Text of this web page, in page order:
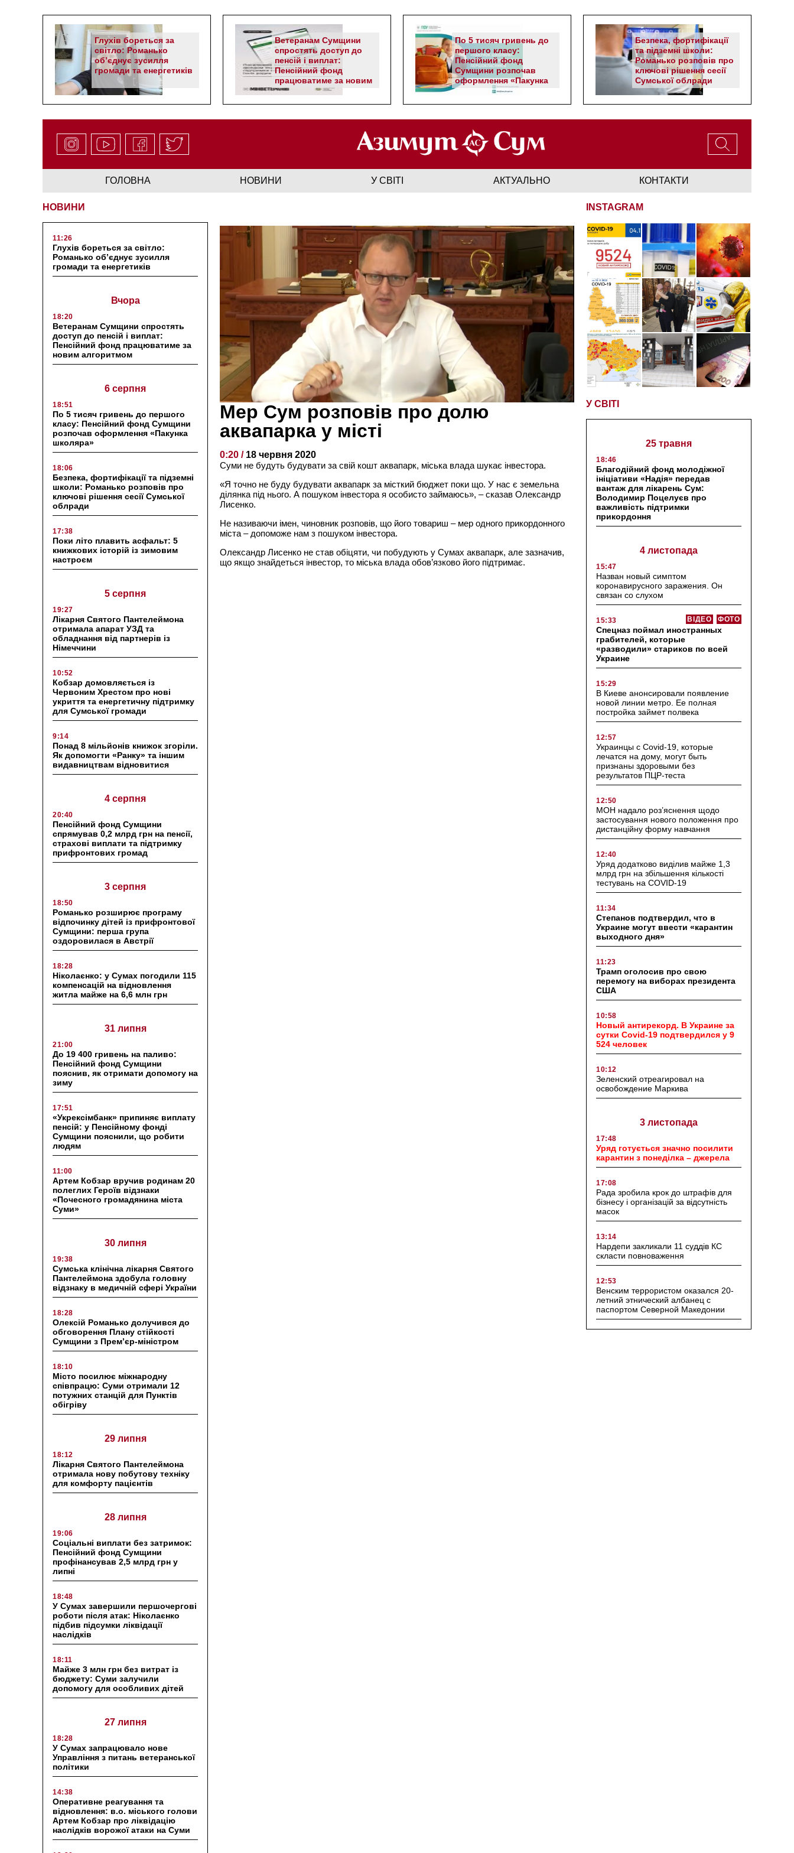
Глухів бореться за
світло: Романько
об’єднує зусилля
громади та енергетиків
Ветеранам Сумщини
спростять доступ до
пенсій і виплат:
Пенсійний фонд
працюватиме за новим
алгоритмом
По 5 тисяч гривень до
першого класу:
Пенсійний фонд
Сумщини розпочав
оформлення «Пакунка
школяра»
Безпека, фортифікації
та підземні школи:
Романько розповів про
ключові рішення сесії
Сумської облради
ГОЛОВНА НОВИНИ У СВІТІ АКТУАЛЬНО КОНТАКТИ
НОВИНИ
11:26
Глухів бореться за світло:
Романько об’єднує зусилля
громади та енергетиків
Вчора
18:20
Ветеранам Сумщини спростять
доступ до пенсій і виплат:
Пенсійний фонд працюватиме за
новим алгоритмом
6 серпня
18:51
По 5 тисяч гривень до першого
класу: Пенсійний фонд Сумщини
розпочав оформлення «Пакунка
школяра»
18:06
Безпека, фортифікації та підземні
школи: Романько розповів про
ключові рішення сесії Сумської
облради
17:38
Поки літо плавить асфальт: 5
книжкових історій із зимовим
настроєм
5 серпня
19:27
Лікарня Святого Пантелеймона
отримала апарат УЗД та
обладнання від партнерів із
Німеччини
10:52
Кобзар домовляється із
Червоним Хрестом про нові
укриття та енергетичну підтримку
для Сумської громади
9:14
Понад 8 мільйонів книжок згоріли.
Як допомогти «Ранку» та іншим
видавництвам відновитися
4 серпня
20:40
Пенсійний фонд Сумщини
спрямував 0,2 млрд грн на пенсії,
страхові виплати та підтримку
прифронтових громад
3 серпня
18:50
Романько розширює програму
відпочинку дітей із прифронтової
Сумщини: перша група
оздоровилася в Австрії
18:28
Ніколаєнко: у Сумах погодили 115
компенсацій на відновлення
житла майже на 6,6 млн грн
31 липня
21:00
До 19 400 гривень на паливо:
Пенсійний фонд Сумщини
пояснив, як отримати допомогу на
зиму
17:51
«Укрексімбанк» припиняє виплату
пенсій: у Пенсійному фонді
Сумщини пояснили, що робити
людям
11:00
Артем Кобзар вручив родинам 20
полеглих Героїв відзнаки
«Почесного громадянина міста
Суми»
30 липня
19:38
Сумська клінічна лікарня Святого
Пантелеймона здобула головну
відзнаку в медичній сфері України
18:28
Олексій Романько долучився до
обговорення Плану стійкості
Сумщини з Прем’єр-міністром
18:10
Місто посилює міжнародну
співпрацю: Суми отримали 12
потужних станцій для Пунктів
обігріву
29 липня
18:12
Лікарня Святого Пантелеймона
отримала нову побутову техніку
для комфорту пацієнтів
28 липня
19:06
Соціальні виплати без затримок:
Пенсійний фонд Сумщини
профінансував 2,5 млрд грн у
липні
18:48
У Сумах завершили першочергові
роботи після атак: Ніколаєнко
підбив підсумки ліквідації
наслідків
18:11
Майже 3 млн грн без витрат із
бюджету: Суми залучили
допомогу для особливих дітей
27 липня
18:28
У Сумах запрацювало нове
Управління з питань ветеранської
політики
14:38
Оперативне реагування та
відновлення: в.о. міського голови
Артем Кобзар про ліквідацію
наслідків ворожої атаки на Суми
Мер Сум розповів про долю
аквапарка у місті
0:20 / 18 червня 2020
Суми не будуть будувати за свій кошт аквапарк, міська влада шукає інвестора.
«Я точно не буду будувати аквапарк за місткий бюджет поки що. У нас є земельна
ділянка під нього. А пошуком інвестора я особисто займаюсь», – сказав Олександр
Лисенко.
Не називаючи імен, чиновник розповів, що його товариш – мер одного прикордонного
міста – допоможе нам з пошуком інвестора.
Олександр Лисенко не став обіцяти, чи побудують у Сумах аквапарк, але зазначив,
що якщо знайдеться інвестор, то міська влада обов’язково його підтримає.
INSTAGRAM
У СВІТІ
25 травня
18:46
Благодійний фонд молодіжної
ініціативи «Надія» передав
вантаж для лікарень Сум:
Володимир Поцелуєв про
важливість підтримки
прикордоння
4 листопада
15:47
Назван новый симптом
коронавирусного заражения. Он
связан со слухом
15:33 ФОТО
ВІДЕО
Спецназ поймал иностранных
грабителей, которые
«разводили» стариков по всей
Украине
15:29
В Киеве анонсировали появление
новой линии метро. Ее полная
постройка займет полвека
12:57
Украинцы с Covid-19, которые
лечатся на дому, могут быть
признаны здоровыми без
результатов ПЦР-теста
12:50
МОН надало роз’яснення щодо
застосування нового положення про
дистанційну форму навчання
12:40
Уряд додатково виділив майже 1,3
млрд грн на збільшення кількості
тестувань на COVID-19
11:34
Степанов подтвердил, что в
Украине могут ввести «карантин
выходного дня»
11:23
Трамп оголосив про свою
перемогу на виборах президента
США
10:58
Новый антирекорд. В Украине за
сутки Covid-19 подтвердился у 9
524 человек
10:12
Зеленский отреагировал на
освобождение Маркива
3 листопада
17:48
Уряд готується значно посилити
карантин з понеділка – джерела
17:08
Рада зробила крок до штрафів для
бізнесу і організацій за відсутність
масок
13:14
Нардепи закликали 11 суддів КС
скласти повноваження
12:53
Венским террористом оказался 20-
летний этнический албанец с
паспортом Северной Македонии